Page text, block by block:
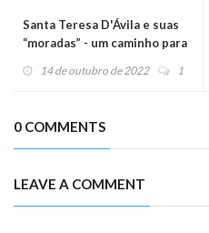
Santa Teresa D'Ávila e suas
“moradas” - um caminho para
14 de outubro de 2022 1
0 COMMENTS
LEAVE A COMMENT